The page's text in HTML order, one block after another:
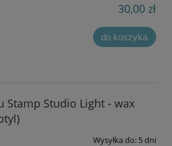
30,00 zł
do koszyka
Stamp Studio Light - wax
Wysyłka do: 5 dni